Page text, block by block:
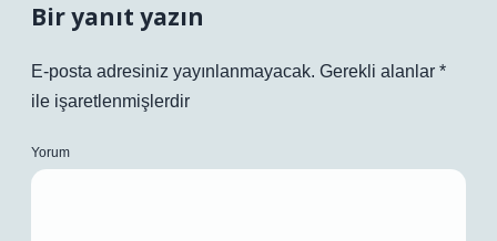
Bir yanıt yazın
E-posta adresiniz yayınlanmayacak. Gerekli alanlar *
ile işaretlenmişlerdir
Yorum